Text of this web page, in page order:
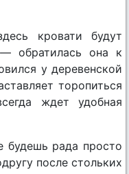
кровати будут
обратилась она к
у деревенской
торопиться
ждет удобная
будешь рада просто
после стольких